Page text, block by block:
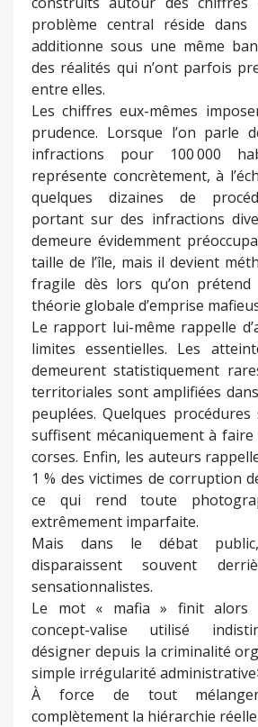
problème central réside
additionne sous une même
des réalités qui n’ont parfois
entre elles.
Les chiffres eux-mêmes
prudence. Lorsque l’on parle
infractions pour 100 000
représente concrètement, à
quelques dizaines de
portant sur des infractions
demeure évidemment
taille de l’île, mais il devient
fragile dès lors qu’on
théorie globale d’emprise
Le rapport lui-même rappelle
limites essentielles. Les
demeurent statistiquement
territoriales sont amplifiées
peuplées. Quelques
suffisent mécaniquement à
corses. Enfin, les auteurs
1 % des victimes de corruption
ce qui rend toute
extrêmement imparfaite.
Mais dans le débat
disparaissent souvent
sensationnalistes.
Le mot « mafia » finit alors
concept-valise utilisé
désigner depuis la criminalité
simple irrégularité
À force de tout
complètement la hiérarchie